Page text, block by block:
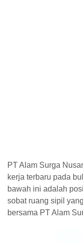
PT Alam Surga
kerja terbaru pada
bawah ini adalah
sobat ruang sipil
bersama PT Alam